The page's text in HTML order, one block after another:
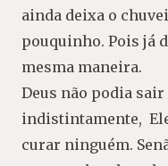
ainda deixa o
pouquinho. Pois já
mesma maneira.
Deus não podia
indistintamente,
curar ninguém.